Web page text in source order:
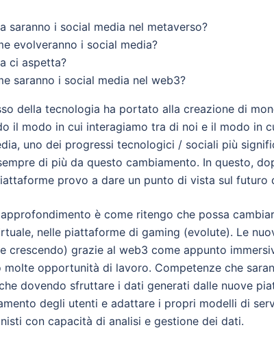
saranno i social media nel metaverso?
evolveranno i social media?
ci aspetta?
saranno i social media nel web3?
della tecnologia ha portato alla creazione di
il modo in cui interagiamo tra di noi e il modo in
uno dei progressi tecnologici / sociali più
di più da questo cambiamento. In questo,
provo a dare un punto di vista sul futuro
è come ritengo che possa
nelle piattaforme di gaming (evolute). Le
crescendo) grazie al web3 come appunto
molte opportunità di lavoro. Competenze che
dovendo sfruttare i dati generati dalle nuove
degli utenti e adattare i propri modelli di
con capacità di analisi e gestione dei dati.